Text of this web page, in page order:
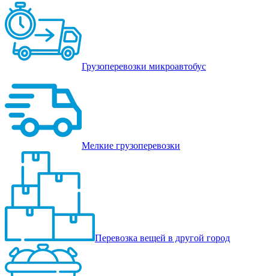
Грузоперевозки микроавтобус
Мелкие грузоперевозки
Перевозка вещей в другой город